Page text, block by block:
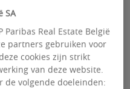
m²
SA
Real Estate België
partners gebruiken voor
cookies zijn strikt
van deze website.
de volgende doeleinden: